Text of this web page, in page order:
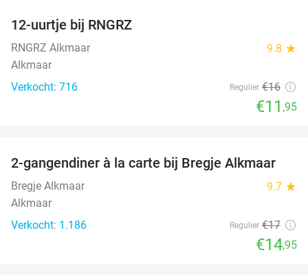
12-uurtje bij RNGRZ
RNGRZ Alkmaar 9.8 star
Alkmaar
Verkocht: 716
Regulier €16
€11 ,95
12%
2-gangendiner à la carte bij Bregje Alkmaar
Bregje Alkmaar 9.7 star
Alkmaar
Verkocht: 1.186
Regulier €17
€14,95